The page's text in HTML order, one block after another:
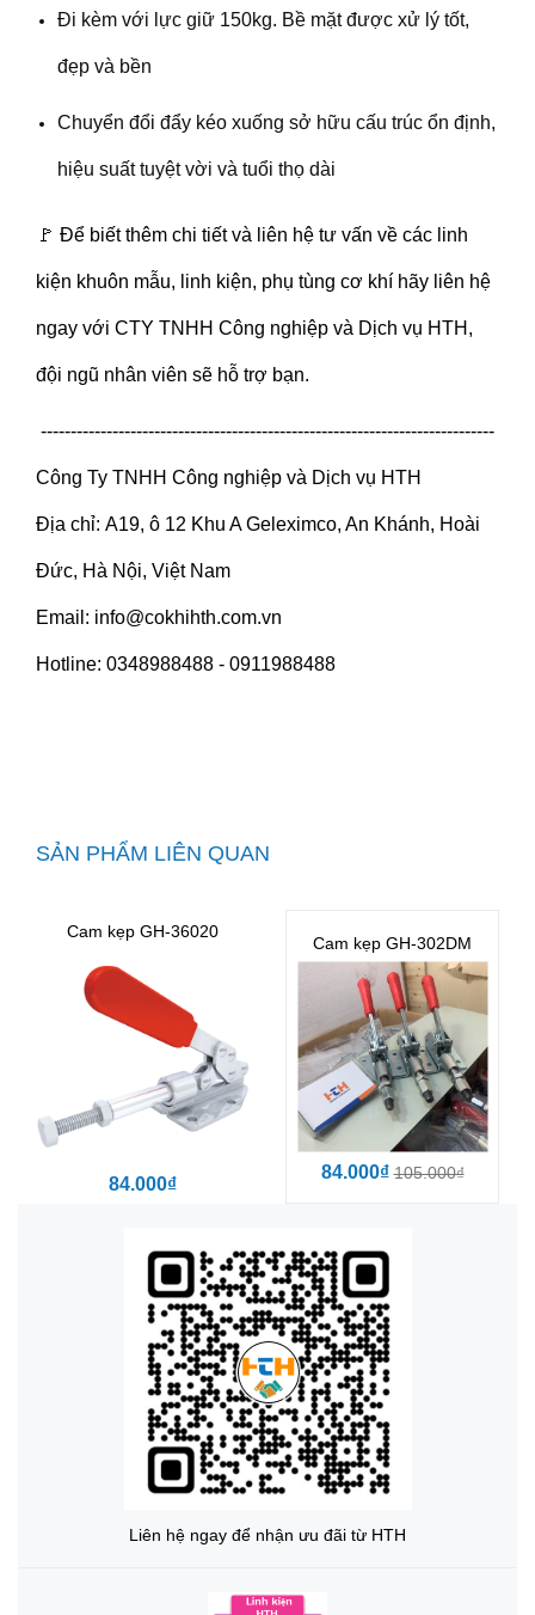
Đi kèm với lực giữ 150kg. Bề mặt được xử lý tốt,
đẹp và bền
Chuyển đổi đẩy kéo xuống sở hữu cấu trúc ổn định,
hiệu suất tuyệt vời và tuổi thọ dài
🚩 Để biết thêm chi tiết và liên hệ tư vấn về các linh
kiện khuôn mẫu, linh kiện, phụ tùng cơ khí hãy liên hệ
ngay với CTY TNHH Công nghiệp và Dịch vụ HTH,
đội ngũ nhân viên sẽ hỗ trợ bạn.
----------------------------------------------------------------------------
Công Ty TNHH Công nghiệp và Dịch vụ HTH
Địa chỉ: A19, ô 12 Khu A Geleximco, An Khánh, Hoài
Đức, Hà Nội, Việt Nam
Email: info@cokhihth.com.vn
Hotline: 0348988488 - 0911988488
SẢN PHẨM LIÊN QUAN
Cam kẹp GH-36020
84.000₫
Cam kẹp GH-302DM
84.000₫105.000₫
Liên hệ ngay để nhận ưu đãi từ HTH